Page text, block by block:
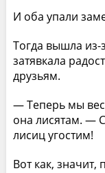
И оба упали
Тогда вышла из-
затявкала
друзьям.
— Теперь мы
она лисятам. —
лисиц угостим!
Вот как,